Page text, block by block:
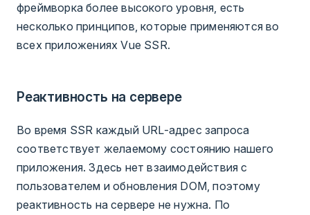
фреймворка более высокого уровня, есть
несколько принципов, которые применяются во
всех приложениях Vue SSR.
Реактивность на сервере
Во время SSR каждый URL-адрес запроса
соответствует желаемому состоянию нашего
приложения. Здесь нет взаимодействия с
пользователем и обновления DOM, поэтому
реактивность на сервере не нужна. По